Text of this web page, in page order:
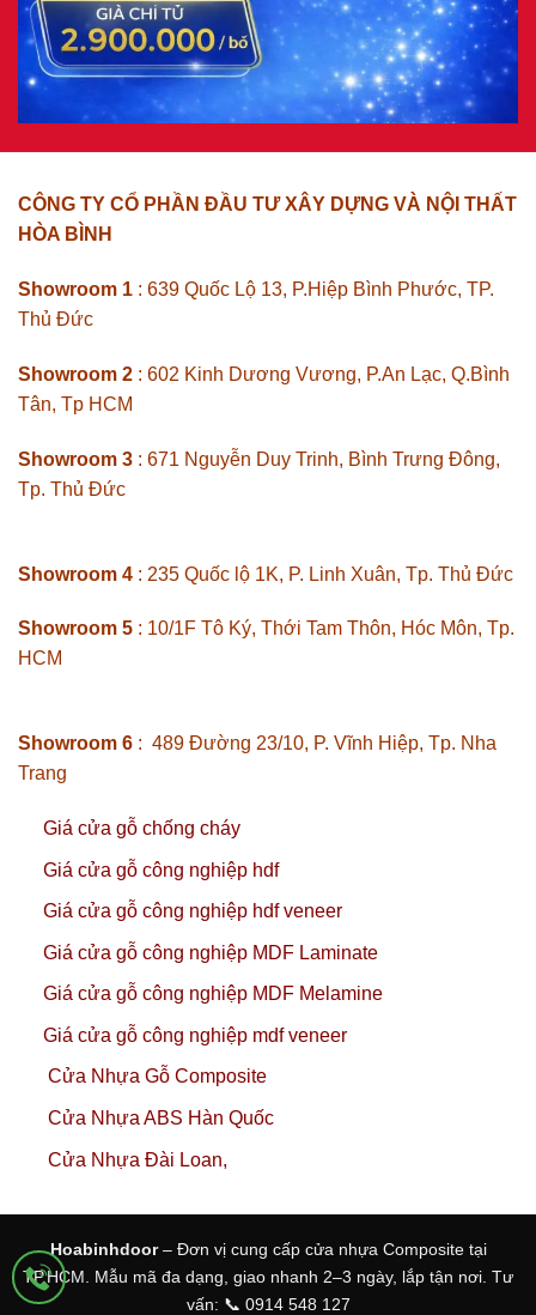
CÔNG TY CỔ PHẦN ĐẦU TƯ XÂY DỰNG VÀ NỘI THẤT
HÒA BÌNH
Showroom 1 : 639 Quốc Lộ 13, P.Hiệp Bình Phước, TP.
Thủ Đức
Showroom 2 : 602 Kinh Dương Vương, P.An Lạc, Q.Bình
Tân, Tp HCM
Showroom 3 : 671 Nguyễn Duy Trinh, Bình Trưng Đông,
Tp. Thủ Đức
Showroom 4 : 235 Quốc lộ 1K, P. Linh Xuân, Tp. Thủ Đức
Showroom 5 : 10/1F Tô Ký, Thới Tam Thôn, Hóc Môn, Tp.
HCM
Showroom 6 : 489 Đường 23/10, P. Vĩnh Hiệp, Tp. Nha
Trang
Giá cửa gỗ chống cháy
Giá cửa gỗ công nghiệp hdf
Giá cửa gỗ công nghiệp hdf veneer
Giá cửa gỗ công nghiệp MDF Laminate
Giá cửa gỗ công nghiệp MDF Melamine
Giá cửa gỗ công nghiệp mdf veneer
Cửa Nhựa Gỗ Composite
Cửa Nhựa ABS Hàn Quốc
Cửa Nhựa Đài Loan,
Hoabinhdoor– Đơn vị cung cấp cửa nhựa Composite tại
TP.HCM. Mẫu mã đa dạng, giao nhanh 2–3 ngày, lắp tận nơi. Tư
vấn: 📞 0914 548 127